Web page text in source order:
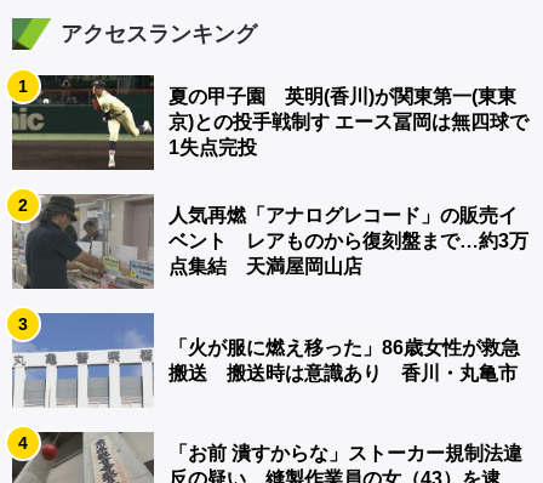
アクセスランキング
1
夏の甲子園 英明(香川)が関東第一(東東
京)との投手戦制す エース冨岡は無四球で
1失点完投
2
人気再燃「アナログレコード」の販売イ
ベント レアものから復刻盤まで…約3万
点集結 天満屋岡山店
3
「火が服に燃え移った」86歳女性が救急
搬送 搬送時は意識あり 香川・丸亀市
4
「お前 潰すからな」ストーカー規制法違
反の疑い 縫製作業員の女（43）を逮